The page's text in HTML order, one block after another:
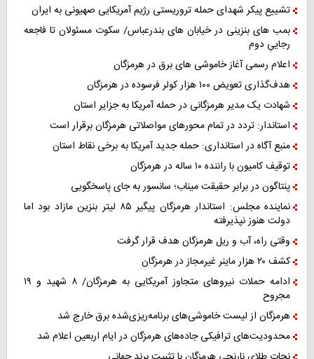
تشییع پیکر شهدای حمله تروریستی رژیم آمریکایی صهیونی به ایران
بمب های بنزینی در خیابان های بندرعباس/ سکوت مسئولان تا فاجعه
رجاییِ دوم
اعلام رسمی آغاز خاموشی های برق در هرمزگان
هدف‌گذاری تعویض ۱۰۰ هزار کولر فرسوده در هرمزگان
شهادت یک مدیر هرمزگانی در حمله آمریکا به جزایر استان
استاندار: تردد در تمام محورهای مواصلاتی هرمزگان برقرار است
منبع آگاه در استانداری: حمله جدید آمریکا به برخی نقاط استان
توقیف کامیون با راننده ۱۰ ساله در هرمزگان
پنتاگون در برابر حقیقت میناب؛ سانسور به جای پاسخگویی
نماینده مجلس: استاندار هرمزگان پیگیر ۸۵ لیتر بنزین مازاد بود اما
دولت هنوز نپذیرفته
وقتی راه، آب و ریل هرمزگان هدف قرار گرفت
کشف ۲۰ هزار ماینر غیرمجاز در هرمزگان
ادامه حملات نیروهای متجاوز آمریکایی به هرمزگان/ ۸ شهید و ۱۹
مجروح
هرمزگان از لیست خاموشی‌های برنامه‌ریزی‌شده برق خارج شد
محدودیت‌های ترافیکی جاده‌های هرمزگان در ایام اربعین اعلام شد